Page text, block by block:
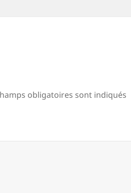
obligatoires sont indiqués